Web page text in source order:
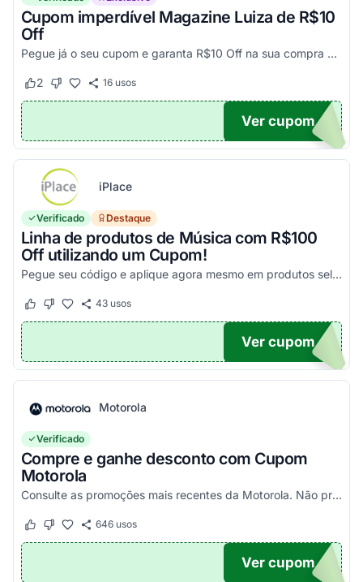
Cupom imperdível Magazine Luiza de R$10
Off
Pegue já o seu cupom e garanta R$10 Off na sua compra acima de R$500,00
Este cupom funcionou
2 Este cupom não funcionou
16usos
UPOM
Ver cupom
iPlace
Verificado Destaque
Linha de produtos de Música com R$100
Off utilizando um Cupom!
Pegue seu código e aplique agora mesmo em produtos selecionados para garantir seus descontos!
Este cupom funcionou
Este cupom não funcionou
43usos
100
Ver cupom
Motorola
Verificado
Compre e ganhe desconto com Cupom
Motorola
Consulte as promoções mais recentes da Motorola. Não precisa de cupom, descontos já aplicados no site.
Este cupom funcionou
Este cupom não funcionou
646usos
TICO
Ver cupom